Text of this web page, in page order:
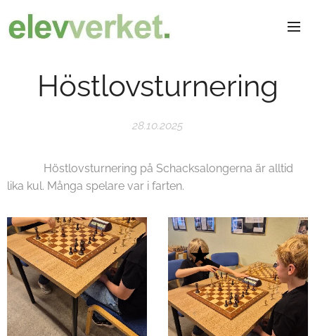
Höstlovsturnering
28.10.2025
Höstlovsturnering på Schacksalongerna är alltid
lika kul. Många spelare var i farten.